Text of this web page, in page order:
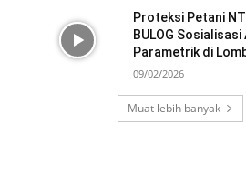
Proteksi Petani
BULOG
Parametrik di
09/02/2026
Muat lebih banyak